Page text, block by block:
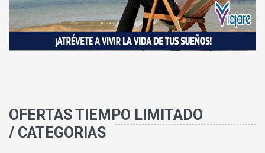
OFERTAS TIEMPO LIMITADO
/ CATEGORIAS